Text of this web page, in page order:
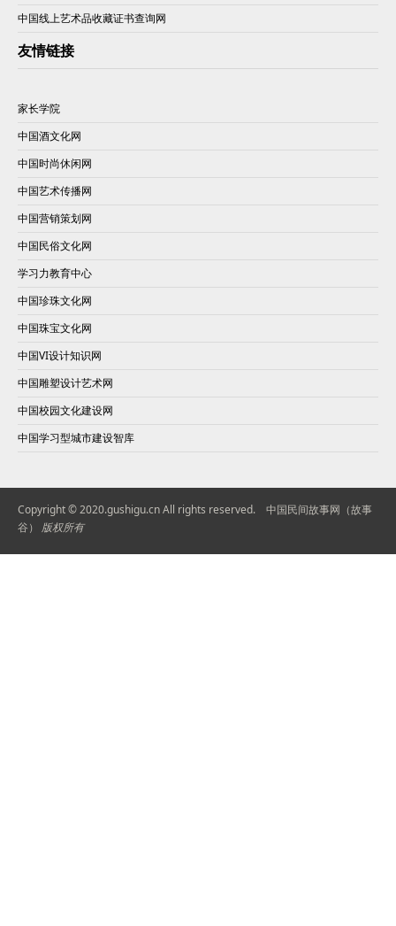
中国线上艺术品收藏证书查询网
友情链接
家长学院
中国酒文化网
中国时尚休闲网
中国艺术传播网
中国营销策划网
中国民俗文化网
学习力教育中心
中国珍珠文化网
中国珠宝文化网
中国VI设计知识网
中国雕塑设计艺术网
中国校园文化建设网
中国学习型城市建设智库
Copyright © 2020.gushigu.cn All rights reserved. 中国民间故事网（故事
谷）
版权所有